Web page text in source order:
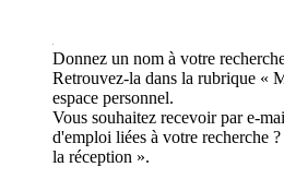
Donnez un nom à votre
Retrouvez-la dans la rubrique «
espace personnel.
Vous souhaitez recevoir par e-
d'emploi liées à votre recherche
la réception ».